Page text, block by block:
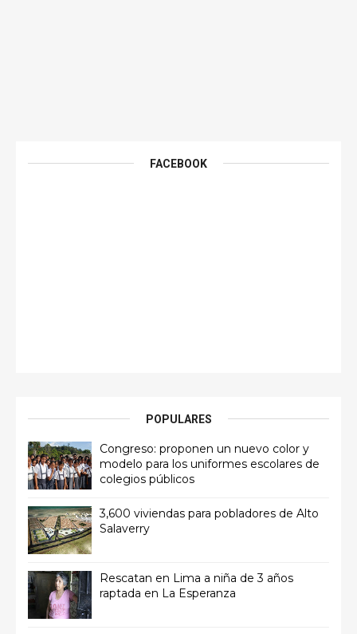
FACEBOOK
POPULARES
Congreso: proponen un nuevo color y
modelo para los uniformes escolares de
colegios públicos
3,600 viviendas para pobladores de Alto
Salaverry
Rescatan en Lima a niña de 3 años
raptada en La Esperanza